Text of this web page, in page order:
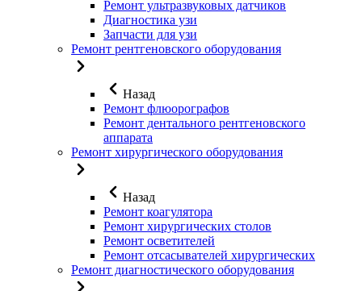
Ремонт ультразвуковых датчиков
Диагностика узи
Запчасти для узи
Ремонт рентгеновского оборудования
Назад
Ремонт флюорографов
Ремонт дентального рентгеновского
аппарата
Ремонт хирургического оборудования
Назад
Ремонт коагулятора
Ремонт хирургических столов
Ремонт осветителей
Ремонт отсасывателей хирургических
Ремонт диагностического оборудования